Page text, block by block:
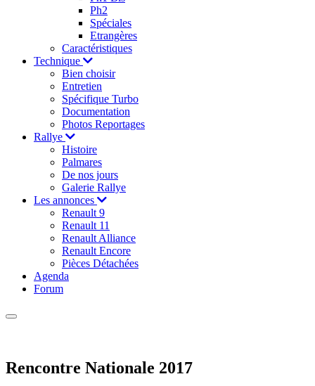
Ph2
Spéciales
Etrangères
Caractéristiques
Technique
Bien choisir
Entretien
Spécifique Turbo
Documentation
Photos Reportages
Rallye
Histoire
Palmares
De nos jours
Galerie Rallye
Les annonces
Renault 9
Renault 11
Renault Alliance
Renault Encore
Pièces Détachées
Agenda
Forum
Rencontre Nationale 2017